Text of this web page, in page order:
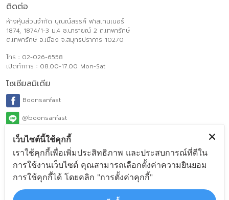
ติดต่อ
ห้างหุ้นส่วนจำกัด บุณณ์สรรค์ ฟาสเทนเนอร์
1874, 1874/1-3 ม.4 ซ.นารายณ์ 2 ถ.เทพารักษ์
ต.เทพารักษ์ อ.เมือง จ.สมุทรปราการ 10270
โทร : 02-026-6558
เปิดทำการ : 08.00-17.00 Mon-Sat
โซเชียลมิเดีย
Boonsanfast
@boonsanfast
www.boonsanfasteners.com
ecom_order@boonsanfasteners.com
Payment Method
เว็บไซต์นี้ใช้คุกกี้
เราใช้คุกกี้เพื่อเพิ่มประสิทธิภาพ และประสบการณ์ที่ดีใน
การใช้งานเว็บไซต์ คุณสามารถเลือกตั้งค่าความยินยอม
การใช้คุกกี้ได้ โดยคลิก "การตั้งค่าคุกกี้"